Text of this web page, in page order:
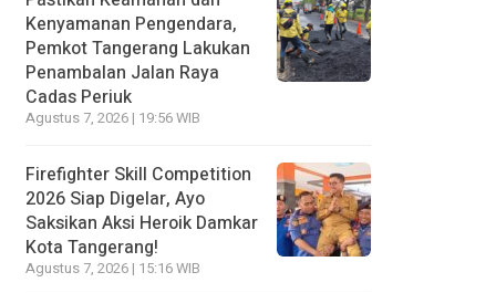
Kenyamanan Pengendara,
Pemkot Tangerang Lakukan
Penambalan Jalan Raya
Cadas Periuk
Agustus 7, 2026 | 19:56 WIB
Firefighter Skill Competition
2026 Siap Digelar, Ayo
Saksikan Aksi Heroik Damkar
Kota Tangerang!
Agustus 7, 2026 | 15:16 WIB